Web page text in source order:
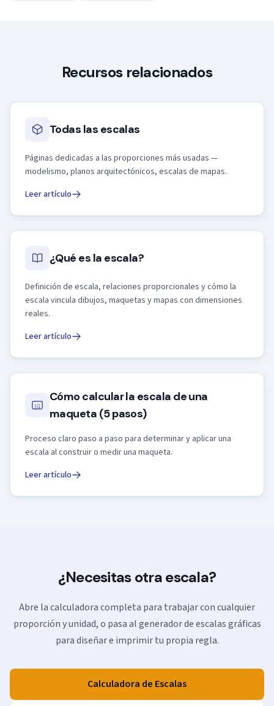
Recursos relacionados
Todas las escalas
Páginas dedicadas a las proporciones más usadas —
modelismo, planos arquitectónicos, escalas de mapas.
Leer artículo
¿Qué es la escala?
Definición de escala, relaciones proporcionales y cómo la
escala vincula dibujos, maquetas y mapas con dimensiones
reales.
Leer artículo
Cómo calcular la escala de una
maqueta (5 pasos)
Proceso claro paso a paso para determinar y aplicar una
escala al construir o medir una maqueta.
Leer artículo
¿Necesitas otra escala?
Abre la calculadora completa para trabajar con cualquier
proporción y unidad, o pasa al generador de escalas gráficas
para diseñar e imprimir tu propia regla.
Calculadora de Escalas